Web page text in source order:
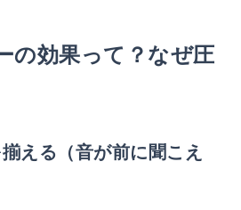
の効果って？なぜ圧
える（音が前に聞こえ